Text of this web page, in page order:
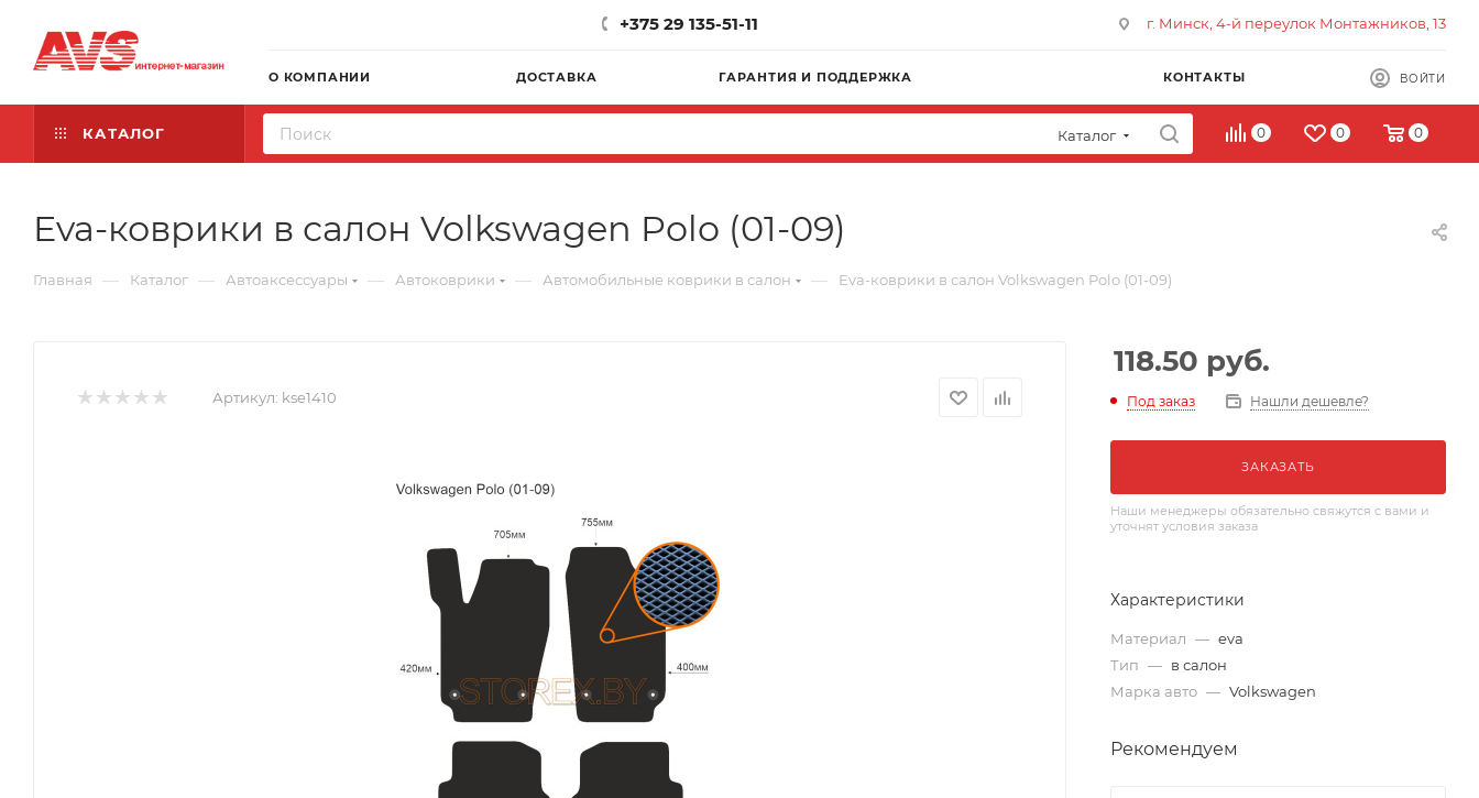
+375 29 135-51-11 г. Минск, 4-й переулок Монтажников, 13
О КОМПАНИИ ДОСТАВКА ГАРАНТИЯ И ПОДДЕРЖКА КОНТАКТЫ ВОЙТИ
КАТАЛОГ Каталог 0 0 0
Eva-коврики в салон Volkswagen Polo (01-09)
Главная — Каталог — Автоаксессуары — Автоковрики — Автомобильные коврики в салон — Eva-коврики в салон Volkswagen Polo (01-09)
Артикул: kse1410
118.50 руб.
Под заказ Нашли дешевле?
ЗАКАЗАТЬ
Наши менеджеры обязательно свяжутся с вами и
уточнят условия заказа
Характеристики
Материал — eva
Тип — в салон
Марка авто — Volkswagen
Рекомендуем